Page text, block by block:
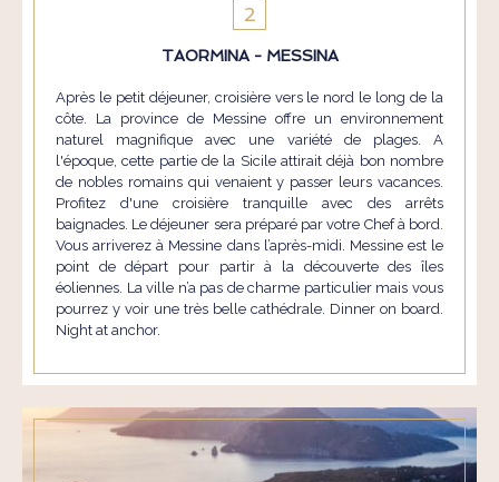
2
TAORMINA - MESSINA
Après le petit déjeuner, croisière vers le nord le long de la
côte. La province de Messine offre un environnement
naturel magnifique avec une variété de plages. A
l'époque, cette partie de la Sicile attirait déjà bon nombre
de nobles romains qui venaient y passer leurs vacances.
Profitez d'une croisière tranquille avec des arrêts
baignades. Le déjeuner sera préparé par votre Chef à bord.
Vous arriverez à Messine dans l’après-midi. Messine est le
point de départ pour partir à la découverte des îles
éoliennes. La ville n’a pas de charme particulier mais vous
pourrez y voir une très belle cathédrale. Dinner on board.
Night at anchor.